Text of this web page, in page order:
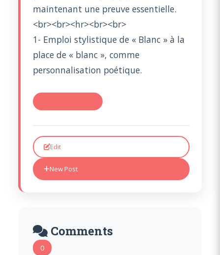
maintenant une preuve essentielle.
<br><br><hr><br><br>
1- Emploi stylistique de « Blanc » à la
place de « blanc », comme
personnalisation poétique.
Edit
New Post
Comments
0